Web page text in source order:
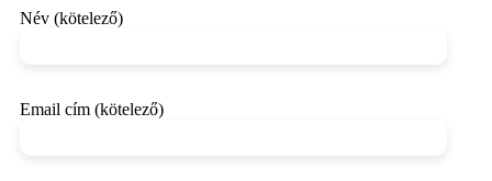
Név (kötelező)
Email cím (kötelező)